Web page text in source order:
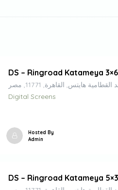
DS – Ringroad Katameya 3×6
هايتس, القاهرة, 11771, مصر
Digital Screens
Hosted By
Admin
DS – Ringroad Katameya